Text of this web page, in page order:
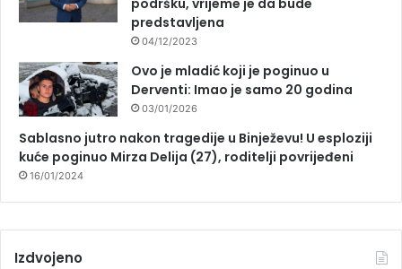
predstavljena
04/12/2023
Ovo je mladić koji je poginuo u
Derventi: Imao je samo 20 godina
03/01/2026
Sablasno jutro nakon tragedije u Binježevu! U esploziji
kuće poginuo Mirza Delija (27), roditelji povrijeđeni
16/01/2024
Izdvojeno